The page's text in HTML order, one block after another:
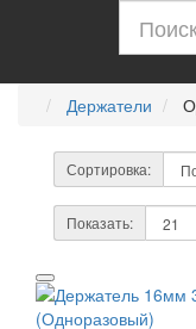
Держатели
Сортировка:
Показать: